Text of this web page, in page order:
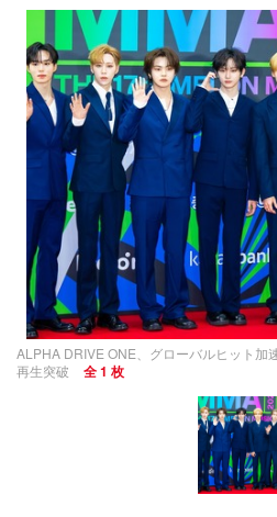
ALPHA DRIVE ONE、グローバルヒット加
再生突破
全 1 枚